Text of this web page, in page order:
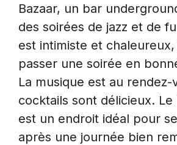
Bazaar, un bar
des soirées de jazz et de
est intimiste et
passer une soirée en
La musique est au rendez-
cocktails sont délicieux. Le
est un endroit idéal pour
après une journée bien